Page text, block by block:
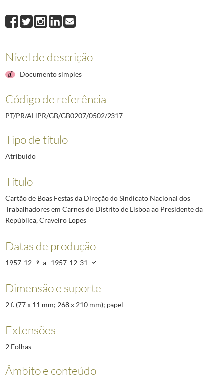
2318Cartão de Boas Festas do Sindicato Nacional dos Operários da
2319Cartão de Boas Festas da Direção do Sindicato Nacional dos
2321
Cartão de Boas Festas da Sociedade Banda Republicana Marcial
(...)
Nível de descrição
Documento simples
Código de referência
PT/PR/AHPR/GB/GB0207/0502/2317
Tipo de título
Atribuído
Título
Cartão de Boas Festas da Direção do Sindicato Nacional dos
Trabalhadores em Carnes do Distrito de Lisboa ao Presidente da
República, Craveiro Lopes
Datas de produção
1957-12 a 1957-12-31
Dimensão e suporte
2 f. (77 x 11 mm; 268 x 210 mm); papel
Extensões
2 Folhas
Âmbito e conteúdo